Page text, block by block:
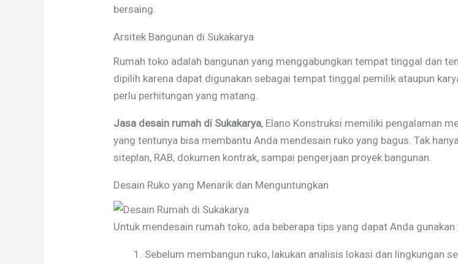
bersaing.
Arsitek Bangunan di Sukakarya
Rumah toko adalah bangunan yang menggabungkan tempat tinggal dan
dipilih karena dapat digunakan sebagai tempat tinggal pemilik ataupun
perlu perhitungan yang matang.
Jasa desain rumah di Sukakarya, Elano Konstruksi memiliki pengalaman
yang tentunya bisa membantu Anda mendesain ruko yang bagus. Tak
siteplan, RAB, dokumen kontrak, sampai pengerjaan proyek bangunan.
Desain Ruko yang Menarik dan Menguntungkan
Untuk mendesain rumah toko, ada beberapa tips yang dapat Anda gunakan
Sebelum membangun ruko, lakukan analisis lokasi dan lingkungan